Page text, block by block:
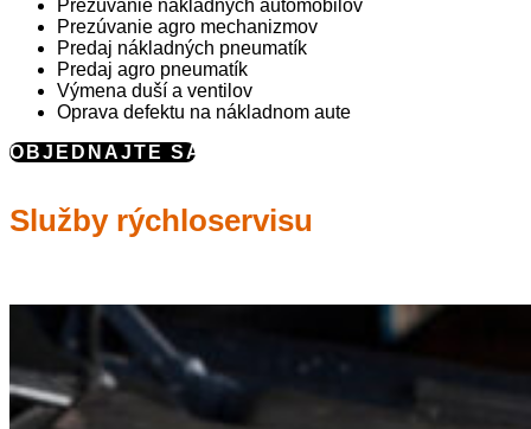
Prezúvanie nákladných automobilov
Prezúvanie agro mechanizmov
Predaj nákladných pneumatík
Predaj agro pneumatík
Výmena duší a ventilov
Oprava defektu na nákladnom aute
OBJEDNAJTE SA
Služby rýchloservisu